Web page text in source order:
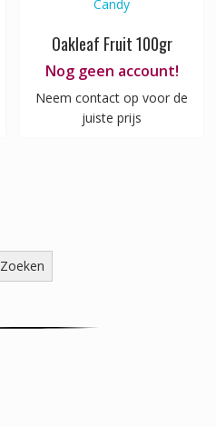
Oakleaf Fruit 100gr
Nog geen account!
Neem contact op voor de
juiste prijs
Zoeken